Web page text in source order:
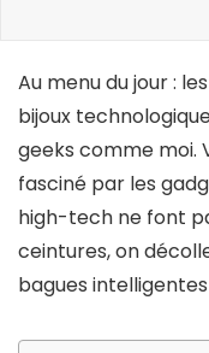
Au menu du jour :
bijoux
geeks comme moi.
fasciné par les
high-tech ne font
ceintures, on
bagues